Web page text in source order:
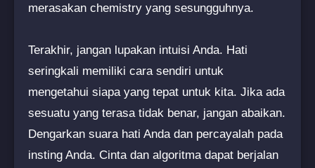
merasakan chemistry yang sesungguhnya.
Terakhir, jangan lupakan intuisi Anda. Hati
seringkali memiliki cara sendiri untuk
mengetahui siapa yang tepat untuk kita. Jika ada
sesuatu yang terasa tidak benar, jangan abaikan.
Dengarkan suara hati Anda dan percayalah pada
insting Anda. Cinta dan algoritma dapat berjalan